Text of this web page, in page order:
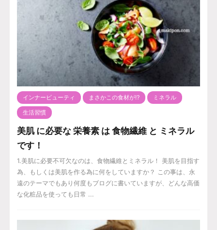
インナービューティ まさかこの食材が⁉️ ミネラル
生活習慣
美肌 に必要な 栄養素 は 食物繊維 と ミネラル
です！
1.美肌に必要不可欠なのは、食物繊維とミネラル！ 美肌を目指す
為、もしくは美肌を作る為に何をしていますか？ この事は、永
遠のテーマでもあり何度もブログに書いていますが、どんな高価
な化粧品を使っても日常 ...